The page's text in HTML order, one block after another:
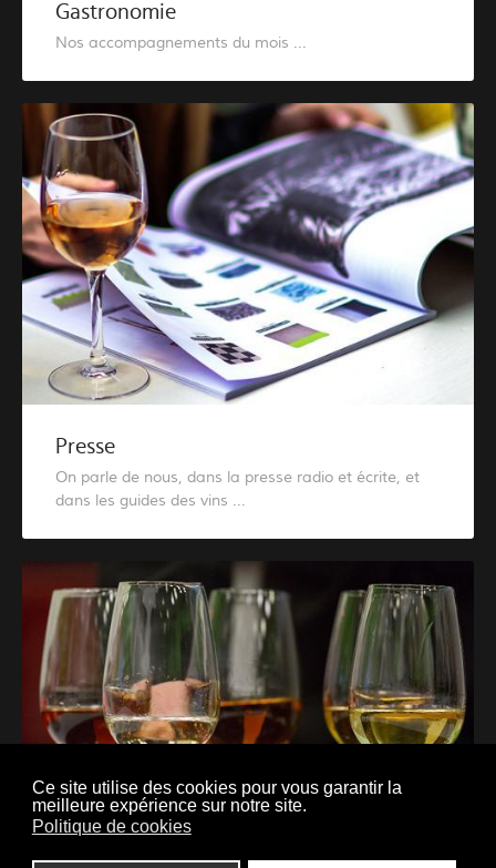
Ce site utilise des cookies pour vous garantir la
meilleure expérience sur notre site.
Politique de cookies
Gastronomie
Nos accompagnements du mois ...
Presse
On parle de nous, dans la presse radio et écrite, et
dans les guides des vins ...